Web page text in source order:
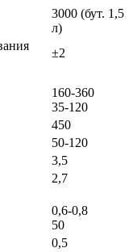
3000 (бут. 1,5
л)
±2
160-360
35-120
450
50-120
3,5
2,7
0,6-0,8
50
0,5